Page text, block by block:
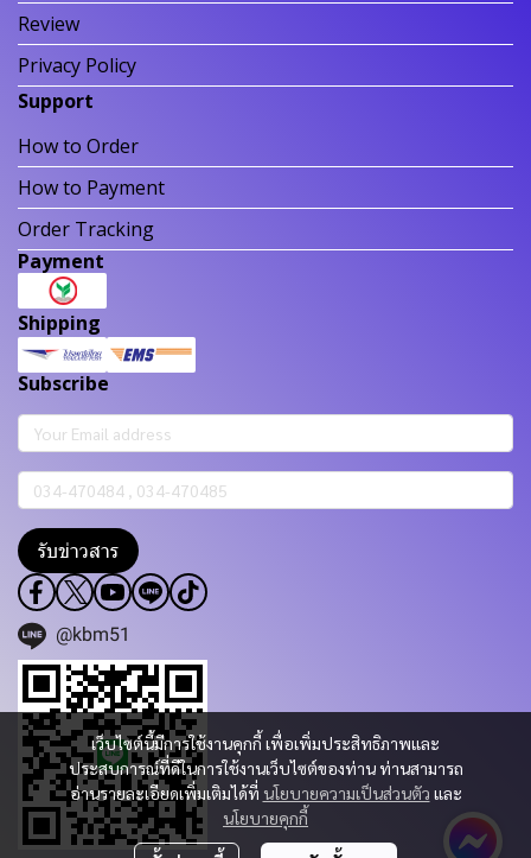
เว็บไซต์นี้มีการใช้งานคุกกี้ เพื่อเพิ่มประสิทธิภาพและ
ประสบการณ์ที่ดีในการใช้งานเว็บไซต์ของท่าน ท่านสามารถ
อ่านรายละเอียดเพิ่มเติมได้ที่ นโยบายความเป็นส่วนตัว และ
นโยบายคุกกี้
Review
Privacy Policy
Support
How to Order
How to Payment
Order Tracking
Payment
Shipping
Subscribe
รับข่าวสาร
@kbm51